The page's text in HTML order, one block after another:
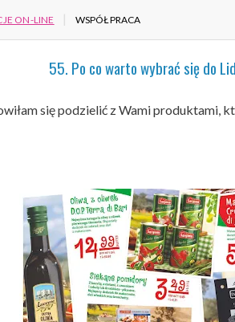
ON-LINE WSPÓŁPRACA
55. Po co warto wybrać się do
się podzielić z Wami produktami,